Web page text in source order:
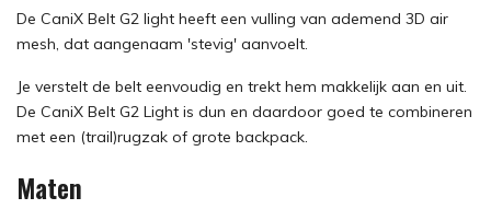
De CaniX Belt G2 light heeft een vulling van ademend 3D air
mesh, dat aangenaam 'stevig' aanvoelt.
Je verstelt de belt eenvoudig en trekt hem makkelijk aan en uit.
De CaniX Belt G2 Light is dun en daardoor goed te combineren
met een (trail)rugzak of grote backpack.
Maten